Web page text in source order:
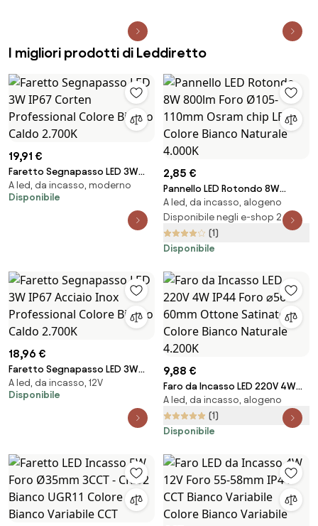
I migliori prodotti di Leddiretto
19,91 €
Faretto Segnapasso LED 3W
IP67 Corten Professional
Colore Bianco Caldo 2.700K
A led, da incasso, moderno
Disponibile
2,85 €
Pannello LED Rotondo 8W
800lm Foro Ø105-110mm Osram
chip LED Colore Bianco Naturale
4.000K
A led, da incasso, alogeno
Disponibile negli e-shop 2
(1)
Disponibile
18,96 €
Faretto Segnapasso LED 3W
IP67 Acciaio Inox Professional
Colore Bianco Caldo 2.700K
A led, da incasso, 12V
Disponibile
9,88 €
Faro da Incasso LED 220V 4W
IP44 Foro ⌀56 - 60mm Ottone
Satinato Colore Bianco
Naturale 4.200K
A led, da incasso, alogeno
(1)
Disponibile